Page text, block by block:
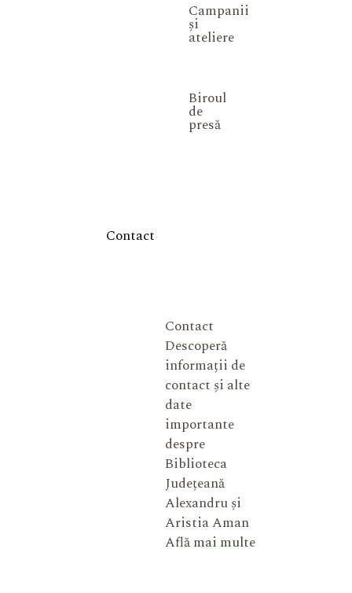
Campanii
și
ateliere
Biroul
de
presă
Contact
Contact
Descoperă
informații de
contact și alte
date
importante
despre
Biblioteca
Județeană
Alexandru și
Aristia Aman
Află mai multe